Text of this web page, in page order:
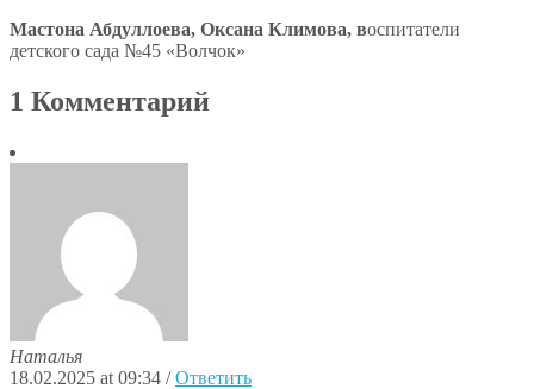
Мастона Абдуллоева, Оксана Климова, воспитатели
детского сада №45 «Волчок»
1 Комментарий
Наталья
18.02.2025 at 09:34 /Ответить